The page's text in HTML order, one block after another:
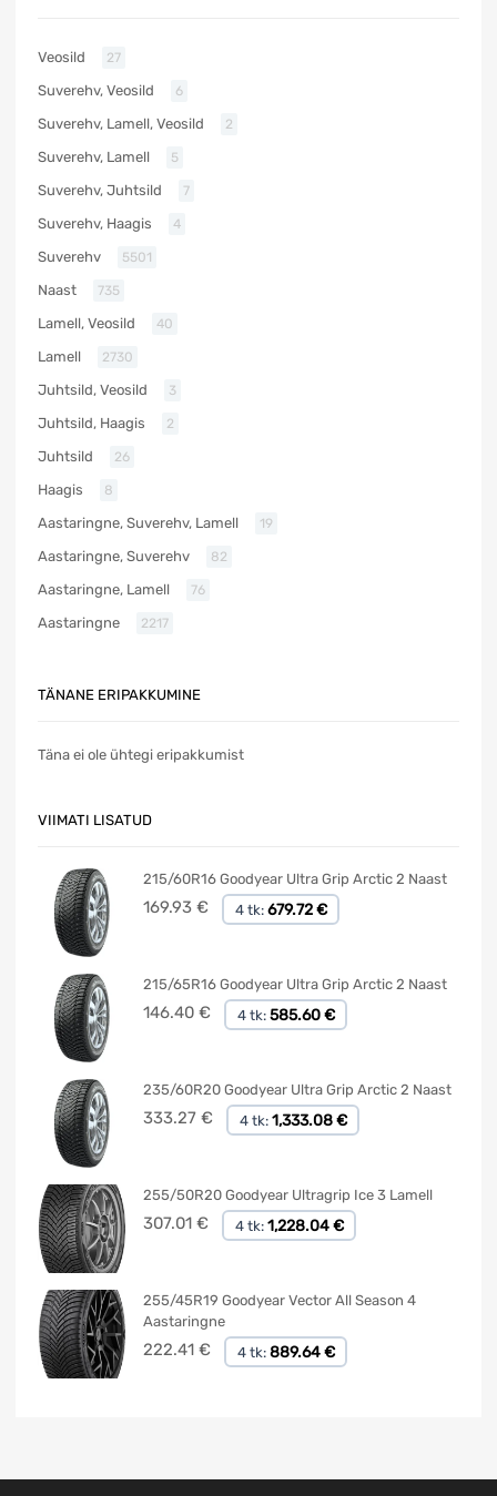
Veosild 27
Suverehv, Veosild 6
Suverehv, Lamell, Veosild 2
Suverehv, Lamell 5
Suverehv, Juhtsild 7
Suverehv, Haagis 4
Suverehv 5501
Naast 735
Lamell, Veosild 40
Lamell 2730
Juhtsild, Veosild 3
Juhtsild, Haagis 2
Juhtsild 26
Haagis 8
Aastaringne, Suverehv, Lamell 19
Aastaringne, Suverehv 82
Aastaringne, Lamell 76
Aastaringne 2217
TÄNANE ERIPAKKUMINE
Täna ei ole ühtegi eripakkumist
VIIMATI LISATUD
215/60R16 Goodyear Ultra Grip Arctic 2 Naast
169.93 € 4 tk: 679.72 €
215/65R16 Goodyear Ultra Grip Arctic 2 Naast
146.40 € 4 tk: 585.60 €
235/60R20 Goodyear Ultra Grip Arctic 2 Naast
333.27 € 4 tk: 1,333.08 €
255/50R20 Goodyear Ultragrip Ice 3 Lamell
307.01 € 4 tk: 1,228.04 €
255/45R19 Goodyear Vector All Season 4
Aastaringne
222.41 € 4 tk: 889.64 €